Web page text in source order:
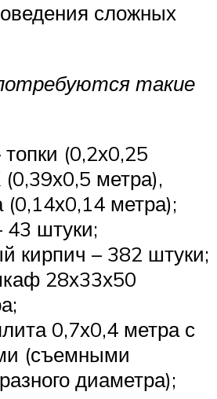
сложных
такие
(0,2х0,25
метра),
(0,14х0,14 метра);
43 штуки;
кирпич – 382 штуки;
28х33х50
0,7х0,4 метра с
(съемными
диаметра);